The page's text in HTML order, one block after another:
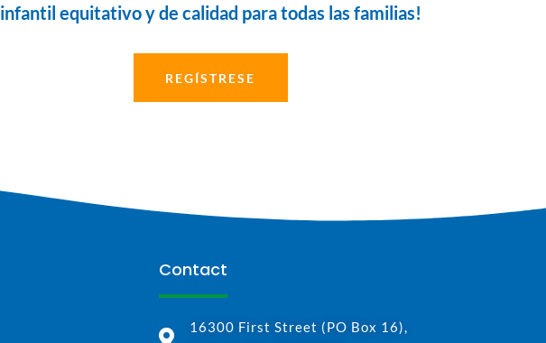
infantil equitativo y de calidad para todas las familias!
REGÍSTRESE
Contact
16300 First Street (PO Box 16),